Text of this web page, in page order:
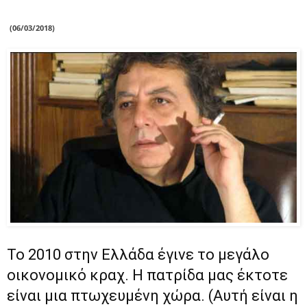
(06/03/2018)
Το 2010 στην Ελλάδα έγινε το μεγάλο
οικονομικό κραχ. Η πατρίδα μας έκτοτε
είναι μια πτωχευμένη χώρα. (Αυτή είναι η